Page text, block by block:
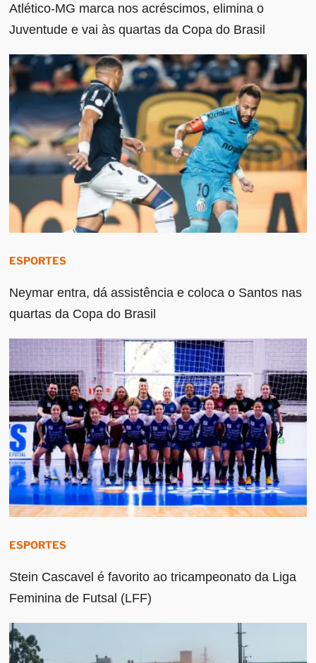
Atlético-MG marca nos acréscimos, elimina o
Juventude e vai às quartas da Copa do Brasil
ESPORTES
Neymar entra, dá assistência e coloca o Santos nas
quartas da Copa do Brasil
ESPORTES
Stein Cascavel é favorito ao tricampeonato da Liga
Feminina de Futsal (LFF)